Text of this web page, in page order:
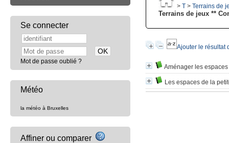
> T > Terrains de
Terrains de jeux **
Ajouter le résultat
Aménager les
Les espaces de la
Se connecter
Mot de passe oublié ?
Météo
la météo à Bruxelles
Affiner ou comparer